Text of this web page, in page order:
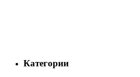
Категории